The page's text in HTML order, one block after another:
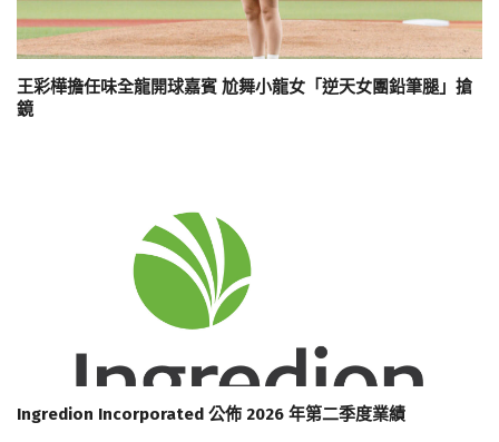
王彩樺擔任味全龍開球嘉賓 尬舞小龍女「逆天女團鉛筆腿」搶
鏡
Ingredion Incorporated 公佈 2026 年第二季度業績